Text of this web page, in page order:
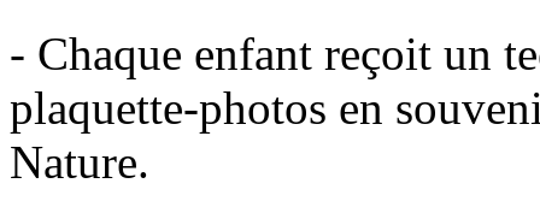
- Chaque enfant reçoit un
plaquette-photos en
Nature.